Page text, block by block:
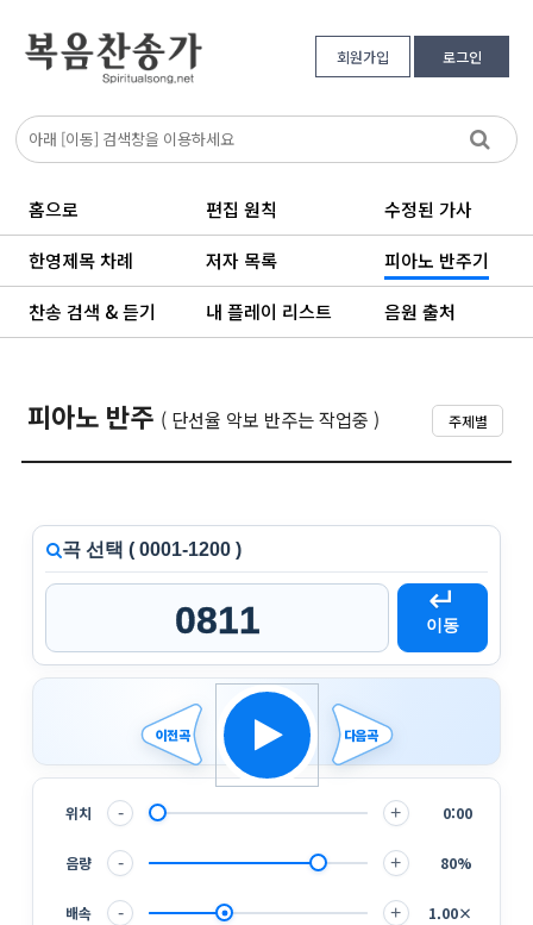
회원가입 로그인
홈으로 편집 원칙 수정된 가사
한영제목 차례 저자 목록 피아노 반주기
찬송 검색 & 듣기 내 플레이 리스트 음원 출처
피아노 반주 ( 단선율 악보 반주는 작업중 ) 주제별
곡 선택 ( 0001-1200 )
↵
이동
이전곡 다음곡
위치 - + 0:00
음량 - + 80%
배속 - + 1.00×